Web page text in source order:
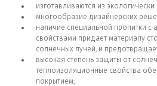
изготавливаются из
многообразие дизайнерских
наличие специальной пропитки с
свойствами придает материалу
солнечных лучей, и
высокая степень защиты от
теплоизоляционные свойства
покрытием;